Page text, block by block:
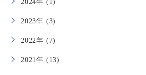
2024年 (1)
2023年 (3)
2022年 (7)
2021年 (13)